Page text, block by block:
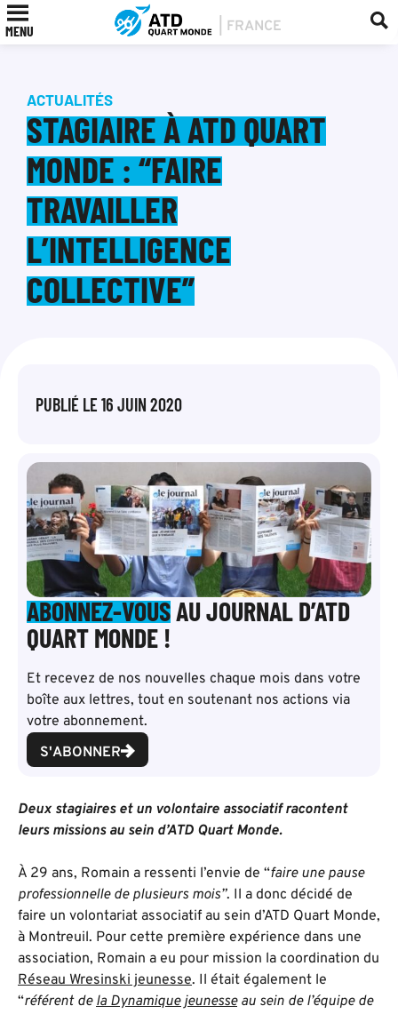
MENU
ACTUALITÉS
STAGIAIRE À ATD QUART
MONDE : “FAIRE
TRAVAILLER
L’INTELLIGENCE
COLLECTIVE”
PUBLIÉ LE 16 JUIN 2020
ABONNEZ-VOUSAU JOURNAL D’ATD
QUART MONDE !
Et recevez de nos nouvelles chaque mois dans votre
boîte aux lettres, tout en soutenant nos actions via
votre abonnement.
S'ABONNER
Deux stagiaires et un volontaire associatif racontent
leurs missions au sein d’ATD Quart Monde.
À 29 ans, Romain a ressenti l’envie de “faire une pause
professionnelle de plusieurs mois”. Il a donc décidé de
faire un volontariat associatif au sein d’ATD Quart Monde,
à Montreuil. Pour cette première expérience dans une
association, Romain a eu pour mission la coordination du
Réseau Wresinski jeunesse. Il était également le
“référent de la Dynamique jeunesseau sein de l’équipe de